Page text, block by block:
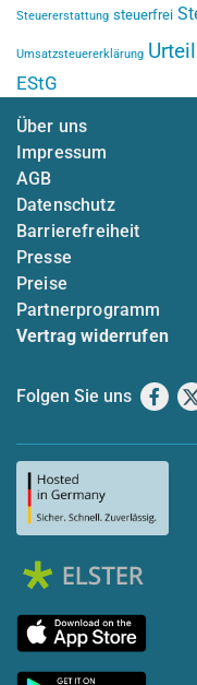
Steuererstattung steuerfrei
Umsatzsteuererklärung Urteil
EStG
Über uns
Impressum
AGB
Datenschutz
Barrierefreiheit
Presse
Preise
Partnerprogramm
Vertrag widerrufen
Folgen Sie uns